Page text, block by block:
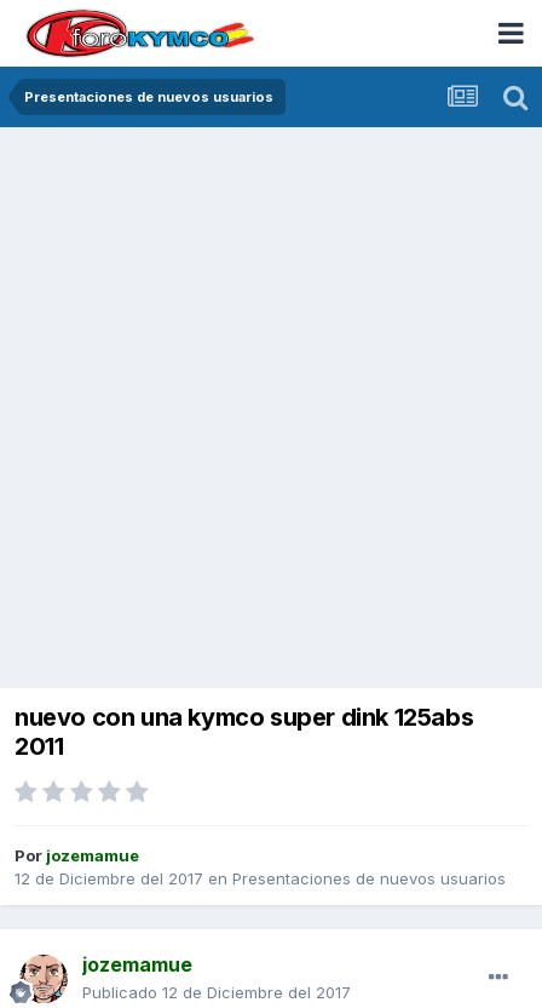
Presentaciones de nuevos usuarios
nuevo con una kymco super dink 125abs
2011
Por jozemamue
12 de Diciembre del 2017 en Presentaciones de nuevos usuarios
jozemamue
Publicado 12 de Diciembre del 2017